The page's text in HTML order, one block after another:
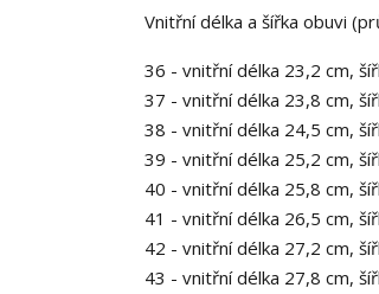
Vnitřní délka a šířka obuvi
36 - vnitřní délka 23,2 cm,
37 - vnitřní délka 23,8 cm,
38 - vnitřní délka 24,5 cm,
39 - vnitřní délka 25,2 cm,
40 - vnitřní délka 25,8 cm,
41 - vnitřní délka 26,5 cm,
42 - vnitřní délka 27,2 cm,
43 - vnitřní délka 27,8 cm,